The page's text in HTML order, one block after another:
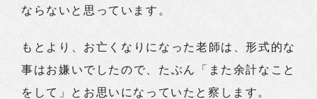
ならないと思っています。
もとより、お亡くなりになった老師は、形式的な
事はお嫌いでしたので、たぶん「また余計なこと
をして」とお思いになっていたと察します。